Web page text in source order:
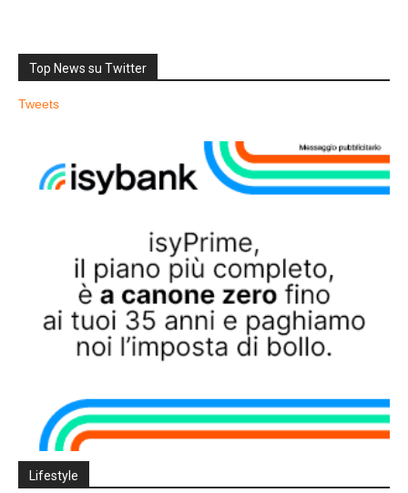
Top News su Twitter
Tweets
Lifestyle